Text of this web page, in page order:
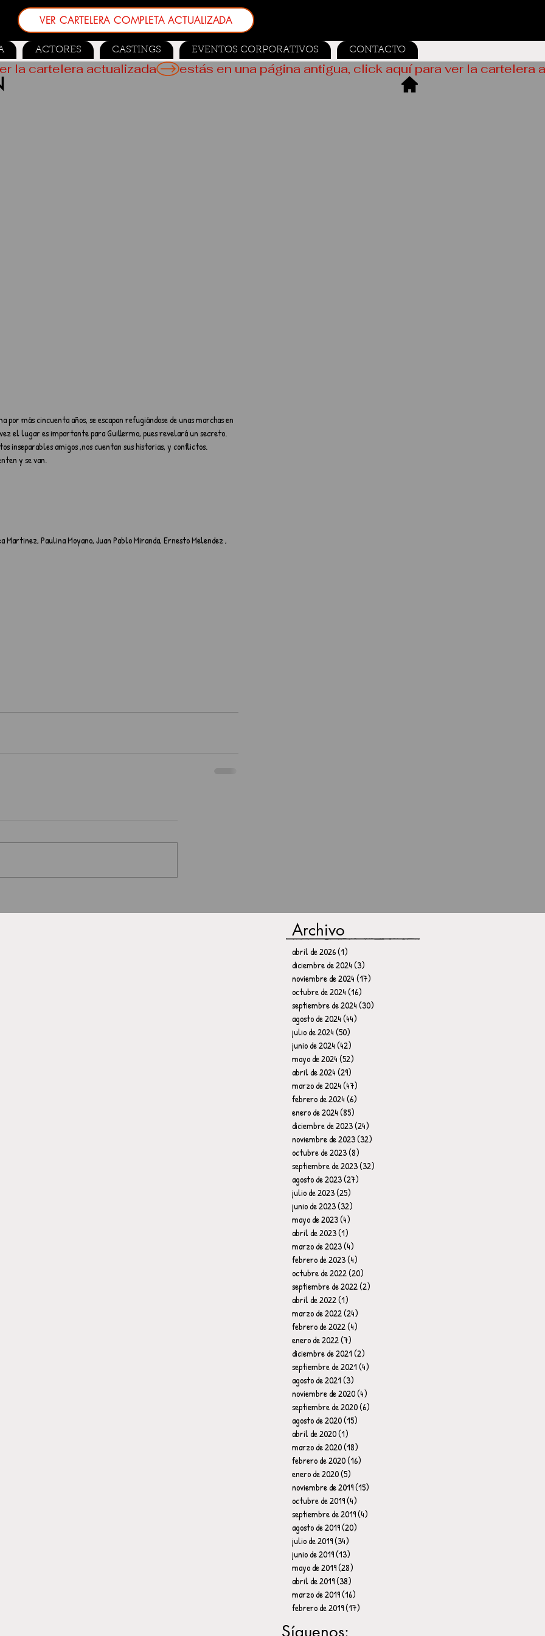
VER CARTELERA COMPLETA ACTUALIZADA
ACTORES CASTINGS EVENTOS CORPORATIVOS CONTACTO
más cincuenta años, se escapan refugiándose de unas marchas en
el lugar es importante para Guillermo, pues revelará un secreto.
inseparables amigos ,nos cuentan sus historias, y conflictos.
y se van.
Martinez, Paulina Moyano, Juan Pablo Miranda, Ernesto Melendez ,
la cartelera actualizada
Archivo
abril de 2026(1)
diciembre de 2024(3)
noviembre de 2024(17)
octubre de 2024(16)
septiembre de 2024(30)
agosto de 2024(44)
julio de 2024(50)
junio de 2024(42)
mayo de 2024(52)
abril de 2024(29)
marzo de 2024(47)
febrero de 2024(6)
enero de 2024(85)
diciembre de 2023(24)
noviembre de 2023(32)
octubre de 2023(8)
septiembre de 2023(32)
agosto de 2023(27)
julio de 2023(25)
junio de 2023(32)
mayo de 2023(4)
abril de 2023(1)
marzo de 2023(4)
febrero de 2023(4)
octubre de 2022(20)
septiembre de 2022(2)
abril de 2022(1)
marzo de 2022(24)
febrero de 2022(4)
enero de 2022(7)
diciembre de 2021(2)
septiembre de 2021(4)
agosto de 2021(3)
noviembre de 2020(4)
septiembre de 2020(6)
agosto de 2020(15)
abril de 2020(1)
marzo de 2020(18)
febrero de 2020(16)
enero de 2020(5)
noviembre de 2019(15)
octubre de 2019(4)
septiembre de 2019(4)
agosto de 2019(20)
julio de 2019(34)
junio de 2019(13)
mayo de 2019(28)
abril de 2019(38)
marzo de 2019(16)
febrero de 2019(17)
Síguenos: